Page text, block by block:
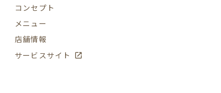
コンセプト
メニュー
店舗情報
サービスサイト